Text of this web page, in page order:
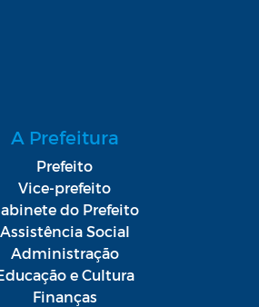
A Prefeitura
Prefeito
Vice-prefeito
do Prefeito
Assistência Social
Administração
e Cultura
Finanças